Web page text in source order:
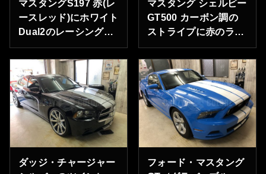
マスタングS197 赤(レ
ースレッド)にホワイト
Dual2のレーシングス
トライプ
マスタング シェルビー
GT500 カーボン調の
ストライプに赤のライ
ンを重ねる｜サイドは
GT500の抜き文字
ダッジ・チャージャー
フォード・マスタング